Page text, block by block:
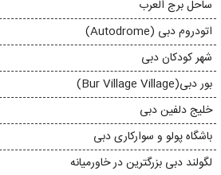
ساحل برج العرب
اتودروم دبی (Autodrome)
شهر کودکان دبی
بور دبی(Bur Village Village)
خلیج دلفین دبی
باشگاه پولو و سوارکاری دبی
لگولند دبی بزرگترین در خاورمیانه